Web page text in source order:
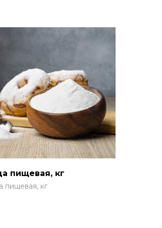
пищевая, кг
пищевая, кг